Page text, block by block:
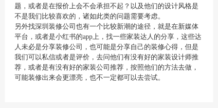
题，或者是在报价上会不会承担不起？以及他们的设计风格是
不是我们比较喜欢的，诸如此类的问题需要考虑。
另外找深圳装修公司也有一个比较新潮的途径，就是在新媒体
平台，或者是小红书的app上，找一些家装达人的分享，这些达
人未必是分享装修公司，也可能是分享自己的装修心得，但是
我们可以私信或者是评价，去问他们有没有好的家装设计师推
荐，或者是有没有好的家装公司推荐，按照他们的方法去做，
可能装修出来会更漂亮，也不一定都可以去尝试。